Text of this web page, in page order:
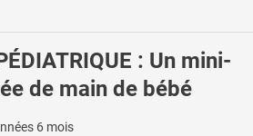
: Un mini-
de main de bébé
6 mois